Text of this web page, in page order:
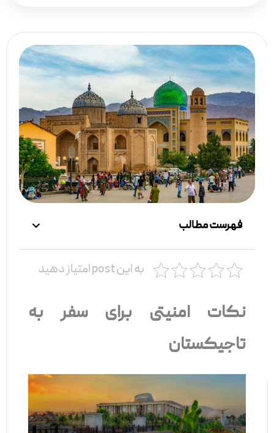
فهرست مطالب
به این post امتیاز دهید
نکات امنیتی برای سفر به
تاجیکستان